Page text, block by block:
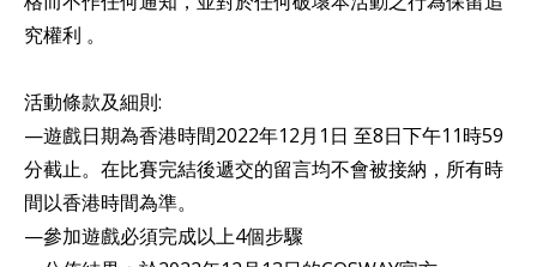
究權利 。
活動條款及細則:
—遊戲日期為香港時間2022年12月1日 至8日下午11時59
分截止。在比賽完結後遞交的留言均不會被接納，所有時
間以香港時間為準。
—參加遊戲必須完成以上4個步驟